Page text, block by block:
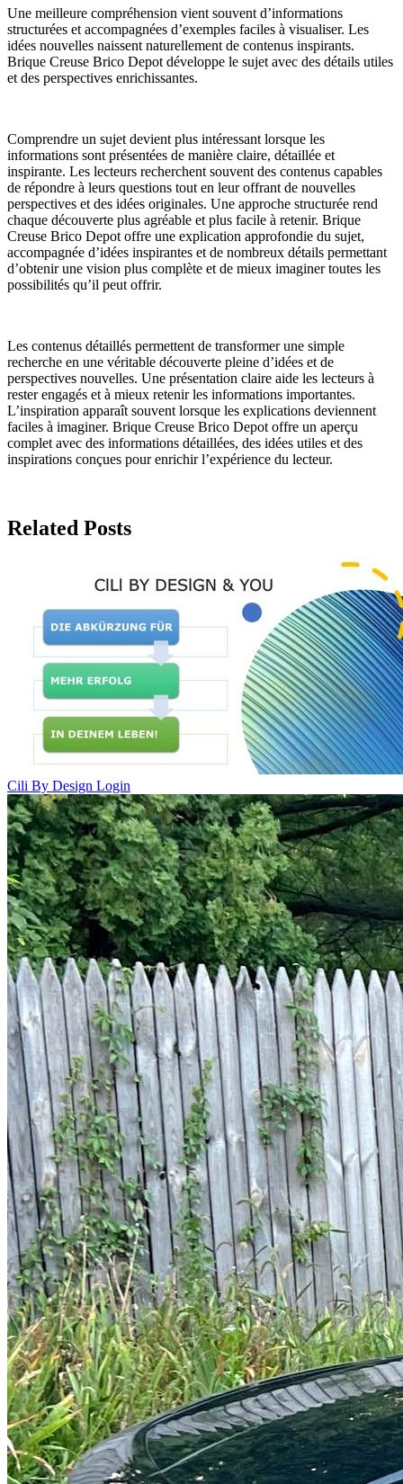
Une meilleure compréhension vient souvent d’informations
structurées et accompagnées d’exemples faciles à visualiser. Les
idées nouvelles naissent naturellement de contenus inspirants.
Brique Creuse Brico Depot développe le sujet avec des détails utiles
et des perspectives enrichissantes.
Comprendre un sujet devient plus intéressant lorsque les
informations sont présentées de manière claire, détaillée et
inspirante. Les lecteurs recherchent souvent des contenus capables
de répondre à leurs questions tout en leur offrant de nouvelles
perspectives et des idées originales. Une approche structurée rend
chaque découverte plus agréable et plus facile à retenir. Brique
Creuse Brico Depot offre une explication approfondie du sujet,
accompagnée d’idées inspirantes et de nombreux détails permettant
d’obtenir une vision plus complète et de mieux imaginer toutes les
possibilités qu’il peut offrir.
Les contenus détaillés permettent de transformer une simple
recherche en une véritable découverte pleine d’idées et de
perspectives nouvelles. Une présentation claire aide les lecteurs à
rester engagés et à mieux retenir les informations importantes.
L’inspiration apparaît souvent lorsque les explications deviennent
faciles à imaginer. Brique Creuse Brico Depot offre un aperçu
complet avec des informations détaillées, des idées utiles et des
inspirations conçues pour enrichir l’expérience du lecteur.
Related Posts
Cili By Design Login